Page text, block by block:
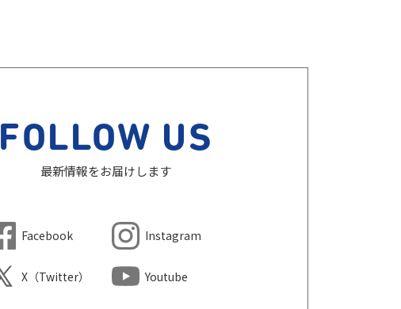
FOLLOW US
最新情報をお届けします
Facebook Instagram
X（Twitter） Youtube